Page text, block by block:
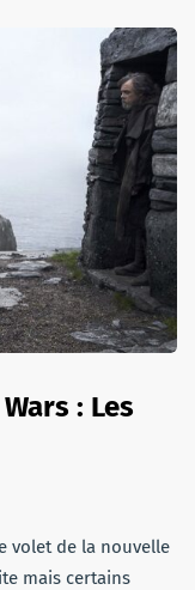
: Les
volet de la nouvelle
mais certains